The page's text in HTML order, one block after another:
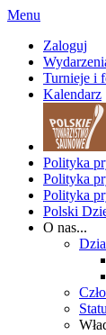
Menu
Zaloguj
Turnieje i
Kalendarz
Polityka
Polityka
Polityka
Polski
O nas...